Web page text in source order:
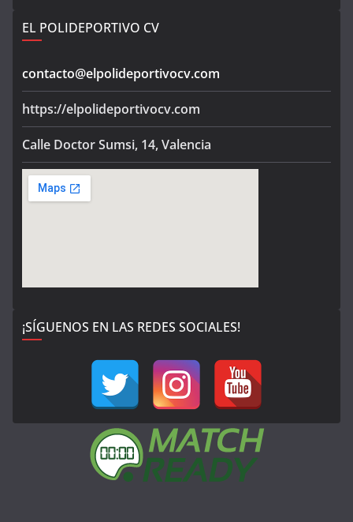
EL POLIDEPORTIVO CV
contacto@elpolideportivocv.com
https://elpolideportivocv.com
Calle Doctor Sumsi, 14, Valencia
¡SÍGUENOS EN LAS REDES SOCIALES!